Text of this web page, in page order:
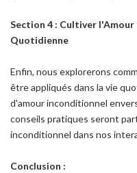
Section 4 : Cultiver
Quotidienne
Enfin, nous explorerons
être appliqués dans la vie
d'amour inconditionnel
conseils pratiques seront
inconditionnel dans nos
Conclusion :